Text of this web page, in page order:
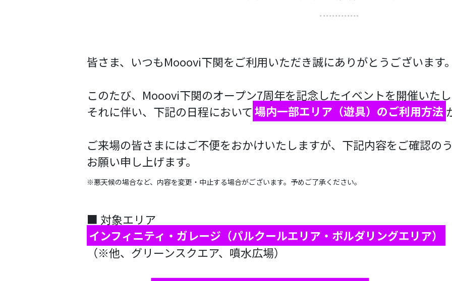
皆さま、いつもMooovi下関をご利用いただき誠にありがとうございます
このたび、Mooovi下関のオープン7周年を記念したイベントを開催いた
それに伴い、下記の日程において場内一部エリア（遊具）のご利用方法
ご来場の皆さまにはご不便をおかけいたしますが、下記内容をご確認の
お願い申し上げます。
※悪天候の場合など、内容を変更・中止する場合がございます。予めご了承ください。
■ 対象エリア
インフィニティ・ガレージ（パルクールエリア・ボルダリングエリア）
（※他、グリーンスクエア、噴水広場）